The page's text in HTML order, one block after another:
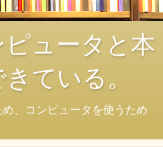
ュータと本
ている。
、コンピュータを使うため